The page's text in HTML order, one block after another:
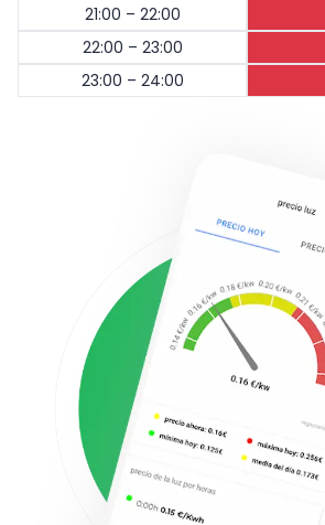
21:00 – 22:00
22:00 – 23:00
23:00 – 24:00